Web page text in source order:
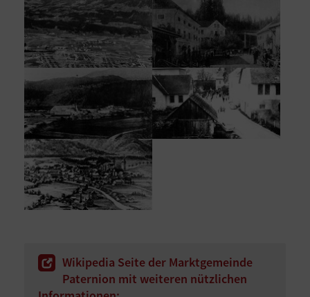
Wikipedia Seite der Marktgemeinde
Paternion mit weiteren nützlichen